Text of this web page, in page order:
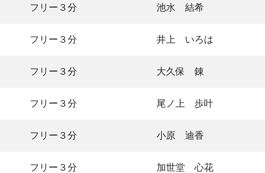
フリー３分 池水 結希
フリー３分 井上 いろは
フリー３分 大久保 錬
フリー３分 尾ノ上 歩叶
フリー３分 小原 迪香
フリー３分 加世堂 心花